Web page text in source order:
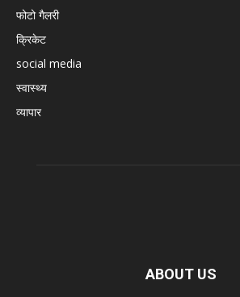
फोटो गैलरी
क्रिकेट
social media
स्वास्थ्य
व्यापार
ABOUT US